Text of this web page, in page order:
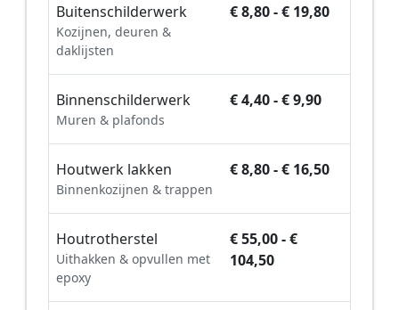
Buitenschilderwerk
Kozijnen, deuren &
daklijsten
€ 8,80 - € 19,80
Binnenschilderwerk
Muren & plafonds
€ 4,40 - € 9,90
Houtwerk lakken
Binnenkozijnen & trappen
€ 8,80 - € 16,50
Houtrotherstel
Uithakken & opvullen met
epoxy
€ 55,00 - €
104,50